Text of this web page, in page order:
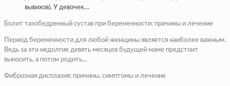
вывихов). У девочек…
Болит тазобедренный сустав при беременности: причины и лечение
Период беременности для любой женщины является наиболее важным.
Ведь за эти недолгие девять месяцев будущей маме предстоит
выносить, а потом родить…
Фиброзная дисплазия: причины, симптомы и лечение